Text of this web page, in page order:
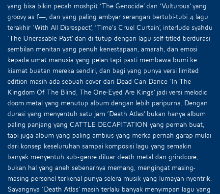
yang bisa bikin pecah moshpit ‘The Genocide’ dan ‘Vulturous’ yang
groovy as f—, dan yang paling ambyar serangan bertubi-tubi 4 lagu
terakhir ‘With All Disrespect’, ‘Time’s Cruel Curtain’, interlude syahdu
‘The Unerasable Past’ dan di tutup dengan lagu self-titled berdurasi
sembilan menitan yang penuh kenestapaan, amarah, dan emosi
kepada umat manusia yang pelan tapi pasti membawa bumi ke
kiamat buatan mereka sendiri, dan bagi yang punya versi limited
edition masih ada sebuah cover dari Dead Can Dance ‘In The
Kingdom Of The Blind, The One-Eyed Are Kings’ jadi versi melodic
doom metal yang menutup album dengan lebih paripurna. Dengan
durasi yang menyentuh satu jam ‘Death Atlas’ bukan hanya album
paling panjang yang CATTLE DECAPITATION yang pernah buat,
tapi juga album yang paling ambius yang merka pernah garap mulai
dari konsep keseluruhan sampai komposisi lagu yang semakin
banyak menyentuh sub-genre diluar death metal dan grindcore,
bukan hal yang aneh sebenarnya memang, mengingat masing-
masing personel terkenal punya selera musik yang lumayan nyentrik.
Sayangnya ‘Death Atlas’ masih terlalu banyak menyimpan lagu yang